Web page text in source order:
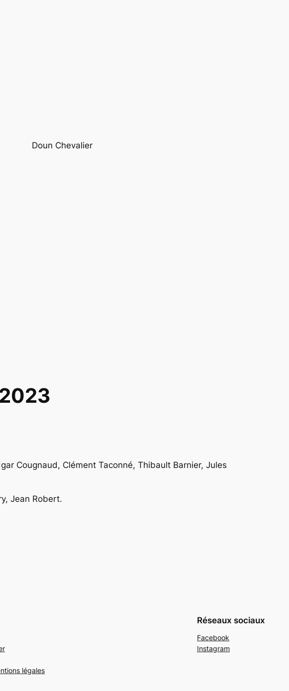
Doun Chevalier
Cougnaud, Clément Taconné, Thibault Barnier, Jules
Jean Robert.
légales
Réseaux sociaux
Facebook
Instagram